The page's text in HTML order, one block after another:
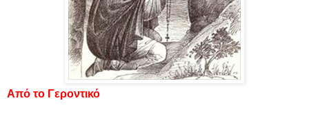
Από το Γεροντικό